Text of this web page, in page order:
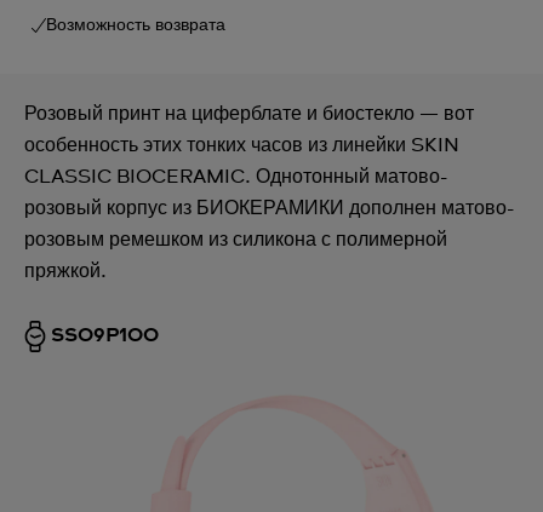
Возможность возврата
Розовый принт на циферблате и биостекло — вот
особенность этих тонких часов из линейки SKIN
CLASSIC BIOCERAMIC. Однотонный матово-
розовый корпус из БИОКЕРАМИКИ дополнен матово-
розовым ремешком из силикона с полимерной
пряжкой.
SS09P100